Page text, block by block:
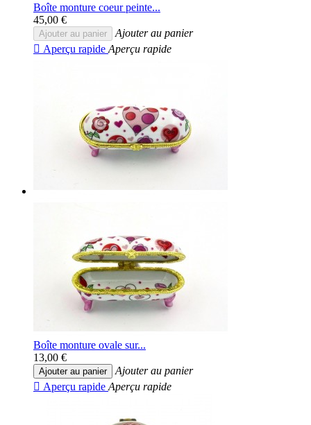
Boîte monture coeur peinte...
45,00 €
Ajouter au panier
Ajouter au panier
 Aperçu rapide Aperçu rapide
Boîte monture ovale sur...
13,00 €
Ajouter au panier
Ajouter au panier
 Aperçu rapide Aperçu rapide